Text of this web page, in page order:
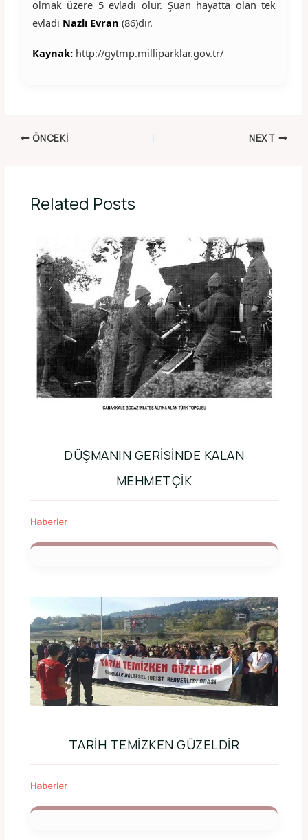
olmak üzere 5 evladı olur. Şuan hayatta olan tek
evladı Nazlı Evran (86)dır.
Kaynak:http://gytmp.milliparklar.gov.tr/
ÖNCEKI NEXT
Related Posts
DÜŞMANIN GERISINDE KALAN
MEHMETÇIK
Haberler
TARIH TEMIZKEN GÜZELDIR
Haberler